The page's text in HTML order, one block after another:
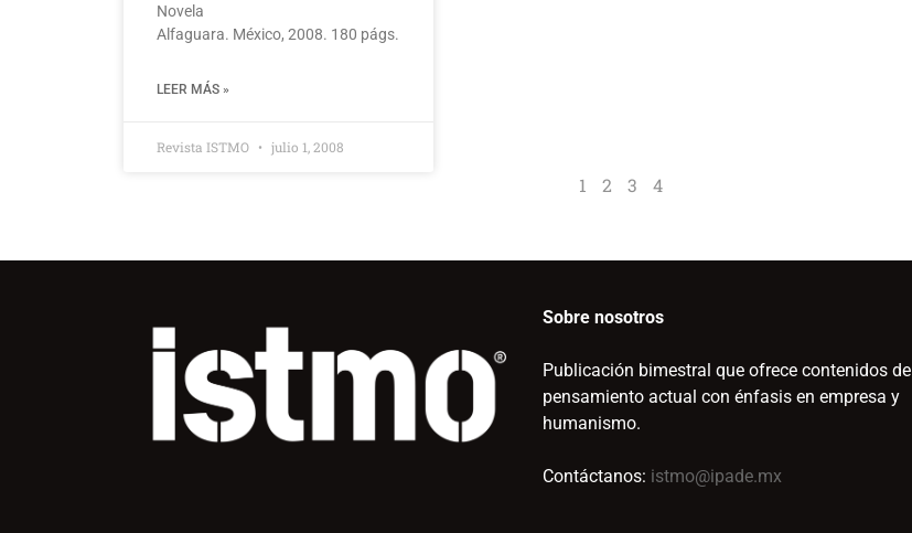
Novela
Alfaguara. México, 2008. 180 págs.
LEER MÁS »
Revista ISTMO julio 1, 2008
1 2 3 4
Sobre nosotros
Publicación bimestral que ofrece contenidos de
pensamiento actual con énfasis en empresa y
humanismo.
Contáctanos: istmo@ipade.mx